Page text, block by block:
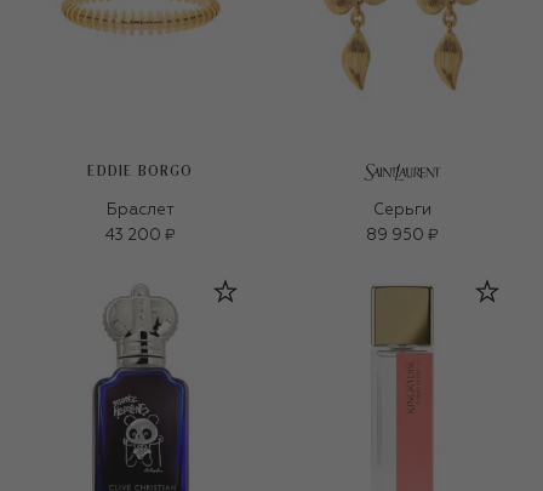
EDDIE BORGO
Браслет
43 200 ₽
Серьги
89 950 ₽